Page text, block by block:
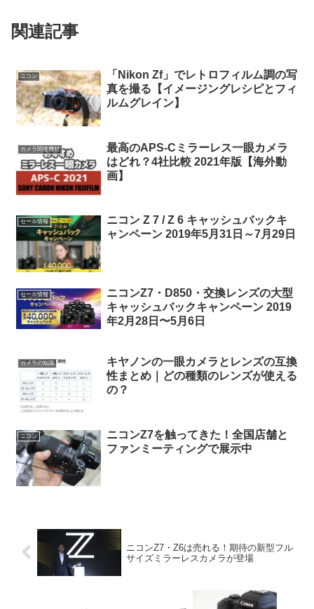
関連記事
ニコン
「Nikon Zf」でレトロフィルム調の写
真を撮る【イメージングレシピとフィ
ルムグレイン】
カメラ関連機材
最高のAPS-Cミラーレス一眼カメラ
はどれ？4社比較 2021年版【海外動
画】
セール情報
ニコン Z 7 / Z 6 キャッシュバックキ
ャンペーン 2019年5月31日～7月29日
セール情報
ニコンZ7・D850・交換レンズの大型
キャッシュバックキャンペーン 2019
年2月28日〜5月6日
カメラの知識
キヤノンの一眼カメラとレンズの互換
性まとめ｜どの種類のレンズが使える
の？
ニコン
ニコンZ7を触ってきた！全国店舗と
ファンミーティングで展示中
ニコンZ7・Z6は売れる！期待の新型フル
サイズミラーレスカメラが登場